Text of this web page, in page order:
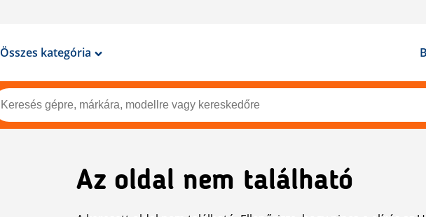
Összes kategória
Az oldal nem található